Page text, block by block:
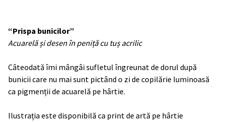
“Prispa bunicilor”
Acuarelă și desen în peniță cu tuș acrilic
Câteodată îmi mângâi sufletul îngreunat de dorul după
bunicii care nu mai sunt pictând o zi de copilărie luminoasă
ca pigmenții de acuarelă pe hârtie.
Ilustrația este disponibilă ca print de artă pe hârtie